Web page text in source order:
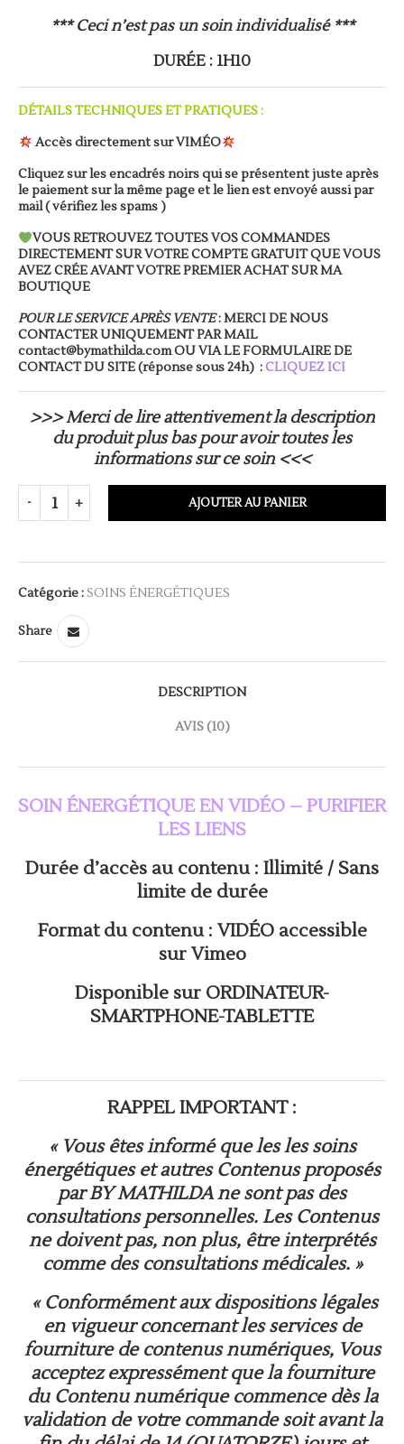
*** Ceci n’est pas un soin individualisé ***
DURÉE : 1H10
DÉTAILS TECHNIQUES ET PRATIQUES :
Accès directement sur VIMÉO
Cliquez sur les encadrés noirs qui se présentent juste après
le paiement sur la même page et le lien est envoyé aussi par
mail ( vérifiez les spams )
VOUS RETROUVEZ TOUTES VOS COMMANDES
DIRECTEMENT SUR VOTRE COMPTE GRATUIT QUE VOUS
AVEZ CRÉE AVANT VOTRE PREMIER ACHAT SUR MA
BOUTIQUE
POUR LE SERVICE APRÈS VENTE: MERCI DE NOUS
CONTACTER UNIQUEMENT PAR MAIL
contact@bymathilda.com OU VIA LE FORMULAIRE DE
CONTACT DU SITE (réponse sous 24h) :CLIQUEZ ICI
>>> Merci de lire attentivement la description
du produit plus bas pour avoir toutes les
informations sur ce soin <<<
AJOUTER AU PANIER
Catégorie :SOINS ÉNERGÉTIQUES
Share
DESCRIPTION
AVIS (10)
SOIN ÉNERGÉTIQUE EN VIDÉO – PURIFIER
LES LIENS
Durée d’accès au contenu : Illimité / Sans
limite de durée
Format du contenu : VIDÉO accessible
sur Vimeo
Disponible sur ORDINATEUR-
SMARTPHONE-TABLETTE
RAPPEL IMPORTANT :
« Vous êtes informé que les les soins
énergétiques et autres Contenus proposés
par BY MATHILDA ne sont pas des
consultations personnelles. Les Contenus
ne doivent pas, non plus, être interprétés
comme des consultations médicales. »
« Conformément aux dispositions légales
en vigueur concernant les services de
fourniture de contenus numériques, Vous
acceptez expressément que la fourniture
du Contenu numérique commence dès la
validation de votre commande soit avant la